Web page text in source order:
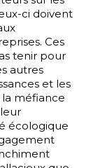
ci doivent
Ces
tenir pour
autres
et les
la méfiance
écologique